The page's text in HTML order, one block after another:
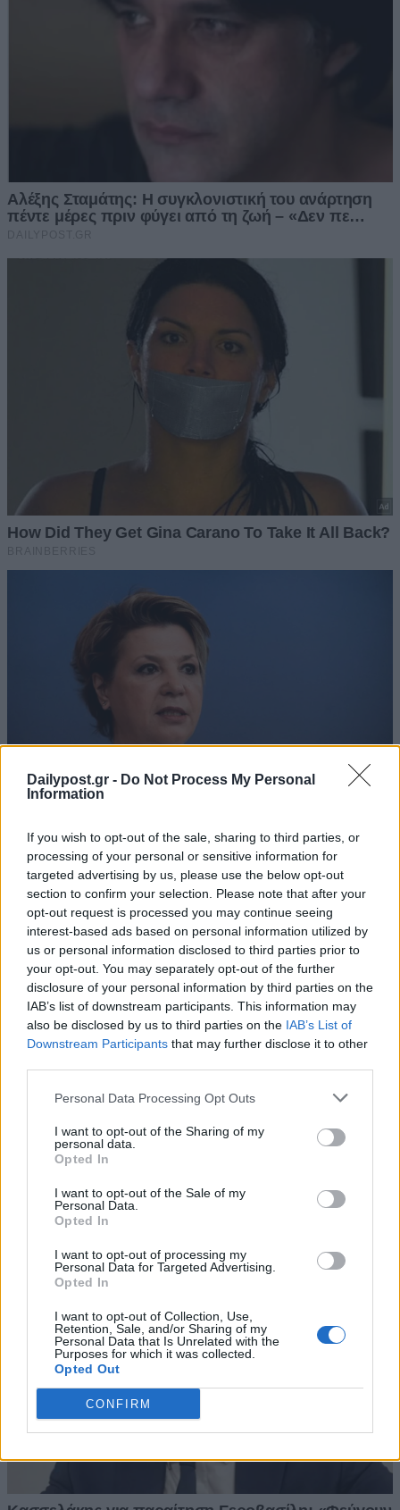
Dailypost.gr - Do Not Process My Personal
Information
If you wish to opt-out of the sale, sharing to third parties, or
processing of your personal or sensitive information for
targeted advertising by us, please use the below opt-out
section to confirm your selection. Please note that after your
opt-out request is processed you may continue seeing
interest-based ads based on personal information utilized by
us or personal information disclosed to third parties prior to
your opt-out. You may separately opt-out of the further
disclosure of your personal information by third parties on the
IAB’s list of downstream participants. This information may
also be disclosed by us to third parties on the IAB’s List of
Downstream Participants that may further disclose it to other
Personal Data Processing Opt Outs
I want to opt-out of the Sharing of my
personal data.
Opted In
I want to opt-out of the Sale of my
Personal Data.
Opted In
I want to opt-out of processing my
Personal Data for Targeted Advertising.
Opted In
I want to opt-out of Collection, Use,
Retention, Sale, and/or Sharing of my
Personal Data that Is Unrelated with the
Purposes for which it was collected.
Opted Out
CONFIRM